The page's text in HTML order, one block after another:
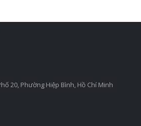
Băng keo điện 10 yard -0.2kg-1.8cm
20, Phường Hiệp Bình, Hồ Chí Minh